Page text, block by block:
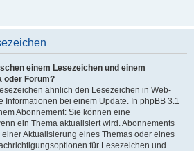
einem Lesezeichen und einem
oder Forum?
ähnlich den Lesezeichen in Web-
Informationen bei einem Update. In phpBB 3.1
Abonnement: Sie können eine
ein Thema aktualisiert wird. Abonnements
Aktualisierung eines Themas oder eines
für Lesezeichen und